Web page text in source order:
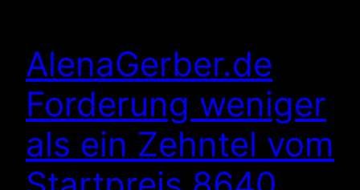
AlenaGerber.de
Forderung weniger
als ein Zehntel vom